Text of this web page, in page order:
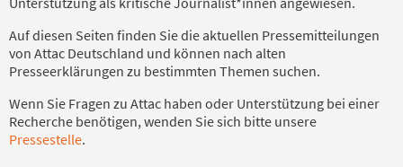
Auf diesen Seiten finden Sie die aktuellen Pressemitteilungen
von Attac Deutschland und können nach alten
Presseerklärungen zu bestimmten Themen suchen.
Wenn Sie Fragen zu Attac haben oder Unterstützung bei einer
Recherche benötigen, wenden Sie sich bitte unsere
Pressestelle.